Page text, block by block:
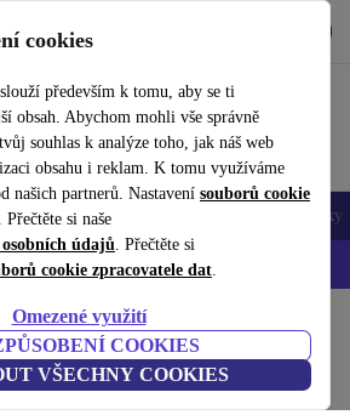
cookies
především k tomu, aby se ti
obsah. Abychom mohli vše správně
souhlas k analýze toho, jak náš web
obsahu i reklam. K tomu využíváme
našich partnerů. Nastavení souborů cookie
si naše
údajů. Přečtěte si
cookie zpracovatele dat.
Omezené využití
COOKIES
VŠECHNY COOKIES
a snadno
Tablety Doplňky
iPhony – kód: IPHONEDEAL-
Nápoje Káva
Stilosa